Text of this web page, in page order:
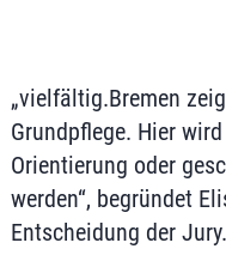
„vielfältig.Bremen
Grundpflege. Hier
Orientierung oder
werden“, begründet
Entscheidung der Jury.